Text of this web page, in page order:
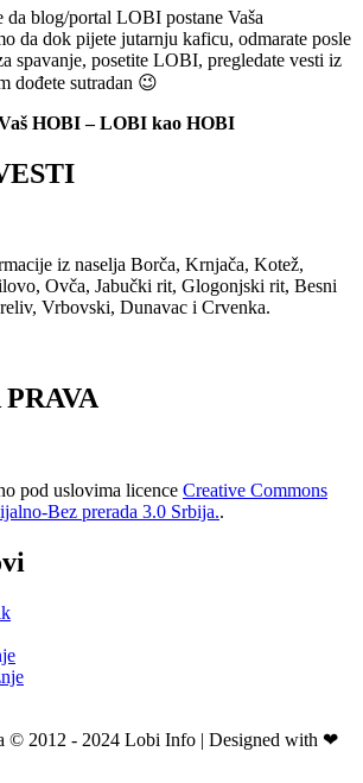
da blog/portal LOBI postane Vaša
da dok pijete jutarnju kaficu, odmarate posle
spavanje, posetite LOBI, pregledate vesti iz
dođete sutradan 😉
HOBI – LOBI kao HOBI
iz naselja Borča, Krnjača, Kotež,
Ovča, Jabučki rit, Glogonjski rit, Besni
Vrbovski, Dunavac i Crvenka.
pod uslovima licence Creative Commons
Bez prerada 3.0 Srbija..
© 2012 - 2024 Lobi Info | Designed with ❤